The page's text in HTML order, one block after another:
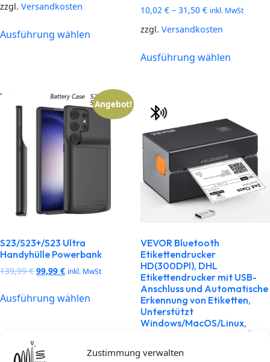
Zustimmung verwalten
zzgl. Versandkosten
Ausführung wählen
10,02 €– 31,50 € inkl. MwSt
zzgl. Versandkosten
Ausführung wählen
Angebot!
S23/S23+/S23 Ultra
Handyhülle Powerbank
139,99€ 99,99 € inkl. MwSt
Ausführung wählen
VEVOR Bluetooth
Etikettendrucker
HD(300DPI), DHL
Etikettendrucker mit USB-
Anschluss und Automatische
Erkennung von Etiketten,
Unterstützt
Windows/MacOS/Linux,
Geeignet für Amazon, Ebay,